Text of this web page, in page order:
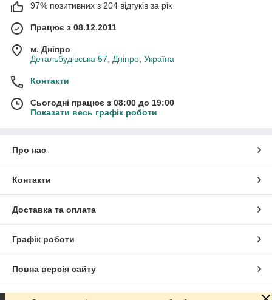
97% позитивних з 204 відгуків за рік
Працює з 08.12.2011
м. Дніпро
Детальбудівська 57, Дніпро, Україна
Контакти
Сьогодні працює з 08:00 до 19:00
Показати весь графік роботи
Про нас
Контакти
Доставка та оплата
Графік роботи
Повна версія сайту